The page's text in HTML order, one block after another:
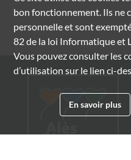
bon fonctionnement. Ils ne
personnelle et sont
82 de la loi Informatique et
Vous pouvez consulter les
d’utilisation sur le lien ci-
En savoir plus